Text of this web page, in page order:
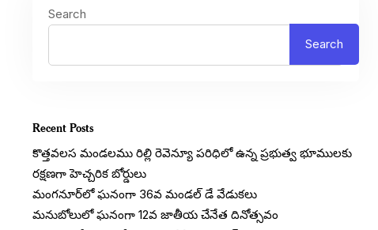
Search
Search
Recent Posts
కొత్తవలస మండలము రిల్లి రెవెన్యూ పరిధిలో ఉన్న ప్రభుత్వ భూములకు
రక్షణగా హెచ్చరిక బోర్డులు
మంగనూర్‌లో ఘనంగా 36వ మండల్ డే వేడుకలు
మనుబోలులో ఘనంగా 12వ జాతీయ చేనేత దినోత్సవం